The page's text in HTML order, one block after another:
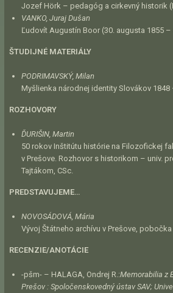
Jozef Hörk – pedagóg a cirkevný historik
VANKO, Juraj Dušan
Ľudovít Augustín Boor (30. augusta 1855 –
ŠTUDIJNÉ MATERIÁLY
PODRIMAVSKÝ, Milan
Myšlienka národnej identity Slovákov 1848
ROZHOVORY
ĎURIŠIN, Martin
50 rokov Inštitútu histórie na Filozofickej
v Prešove. Rozhovor s historikom – univ.
Tajtákom, CSc.
PREDSTAVUJEME…
NOVOSÁDOVÁ, Mária
Vývoj Štátneho archívu v Prešove,
RECENZIE/ANOTÁCIE
-pšm- – HALAGA, Ondrej R.:Memorabilia z
Prešov : Spoločenskovedný ústav SAV;